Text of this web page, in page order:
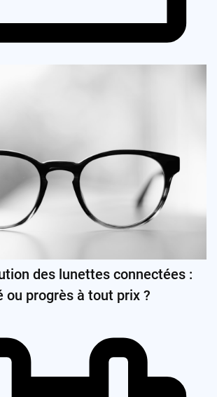
des lunettes connectées :
progrès à tout prix ?